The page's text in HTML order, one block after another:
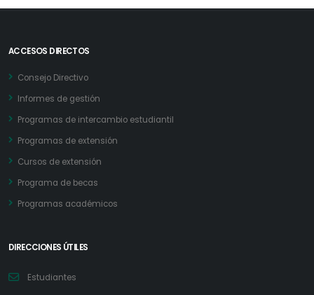
ACCESOS DIRECTOS
Consejo Directivo
Informes de gestión
Programas de intercambio estudiantil
Programas de extensión
Cursos de extensión
Programa de becas
Programas académicos
DIRECCIONES ÚTILES
Estudiantes